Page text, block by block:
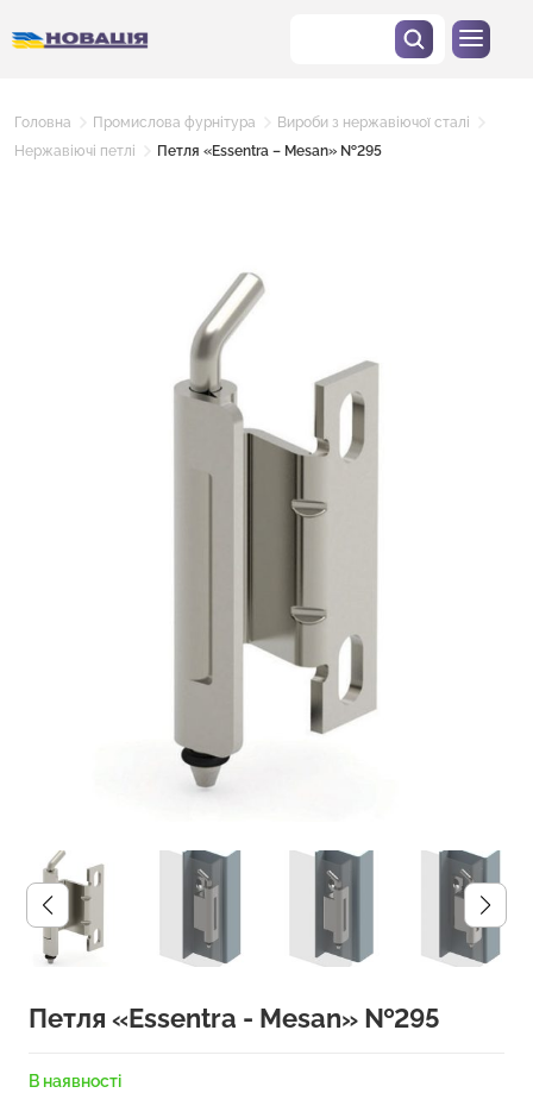
Головна Промислова фурнітура
Вироби з нержавіючої сталі
Нержавіючі петлі
Петля «Essentra – Mesan» №295
Петля «Essentra - Mesan» №295
В наявності